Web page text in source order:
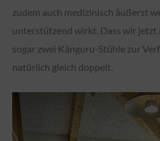
zudem auch medizinisch äußerst
unterstützend wirkt. Dass wir jetzt
sogar zwei Känguru-Stühle zur
natürlich gleich doppelt.